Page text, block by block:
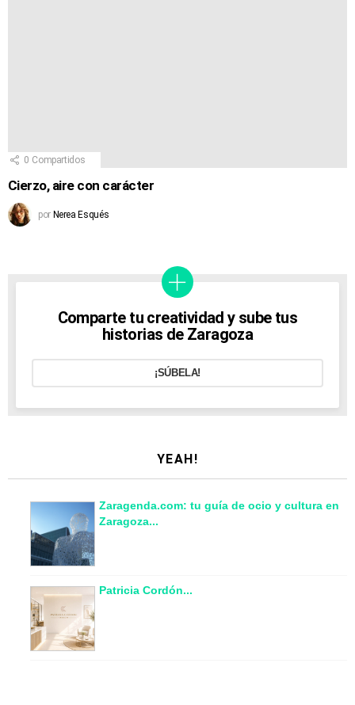
0 Compartidos
Cierzo, aire con carácter
por Nerea Esqués
Comparte tu creatividad y sube tus
historias de Zaragoza
¡SÚBELA!
YEAH!
Zaragenda.com: tu guía de ocio y cultura en
Zaragoza...
Patricia Cordón...